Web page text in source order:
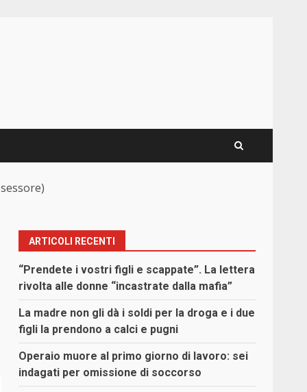
ARTICOLI RECENTI
“Prendete i vostri figli e scappate”. La lettera
rivolta alle donne “incastrate dalla mafia”
La madre non gli dà i soldi per la droga e i due
figli la prendono a calci e pugni
Operaio muore al primo giorno di lavoro: sei
indagati per omissione di soccorso